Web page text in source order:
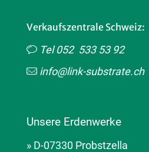
Verkaufszentrale Schweiz:
Tel 052 533 53 92
info@link-substrate.ch
Unsere Erdenwerke
» D-07330 Probstzella